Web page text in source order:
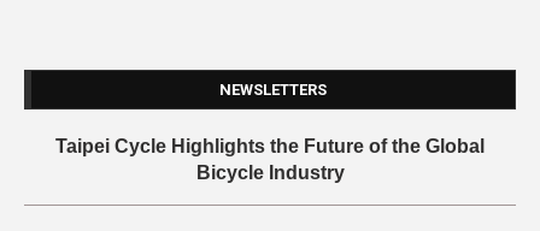
NEWSLETTERS
Taipei Cycle Highlights the Future of the Global
Bicycle Industry